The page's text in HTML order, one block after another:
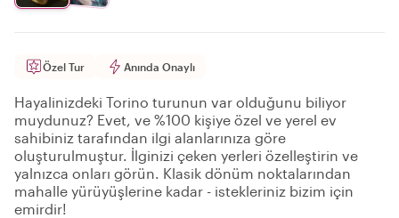
Özel Tur Anında Onaylı
Hayalinizdeki Torino turunun var olduğunu biliyor
muydunuz? Evet, ve %100 kişiye özel ve yerel ev
sahibiniz tarafından ilgi alanlarınıza göre
oluşturulmuştur. İlginizi çeken yerleri özelleştirin ve
yalnızca onları görün. Klasik dönüm noktalarından
mahalle yürüyüşlerine kadar - istekleriniz bizim için
emirdir!